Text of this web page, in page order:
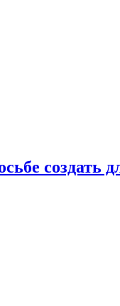
создать